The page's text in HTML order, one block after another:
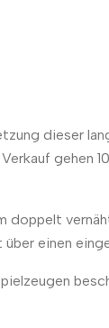
dieser
gehen
doppelt
einen